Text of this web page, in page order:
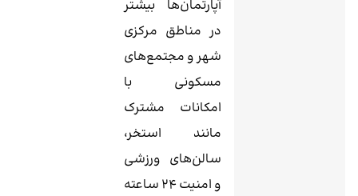
آپارتمان‌ها بیشتر
در مناطق مرکزی
شهر و مجتمع‌های
مسکونی با
امکانات مشترک
مانند استخر،
سالن‌های ورزشی
و امنیت ۲۴ ساعته